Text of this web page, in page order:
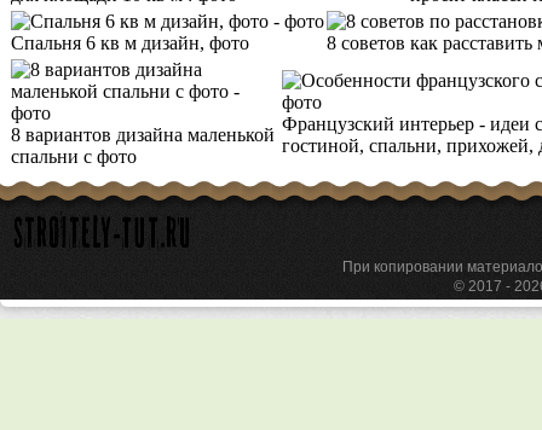
Спальня 6 кв м дизайн, фото 8 советов как расставить
8 вариантов дизайна маленькой
спальни с фото
Французский интерьер - идеи
гостиной, спальни, прихожей,
При копировании
© 2017 -